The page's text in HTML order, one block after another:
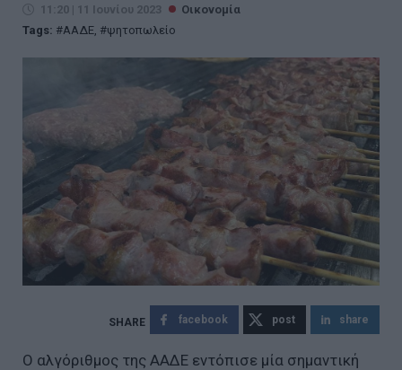
11:20 | 11 Ιουνίου 2023
Οικονομία
Tags:
ΑΑΔΕ, ψητοπωλείο
facebook post share
Ο αλγόριθμος της ΑΑΔΕ εντόπισε μία σημαντική